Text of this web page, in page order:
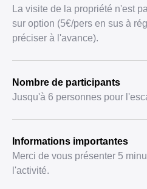
La visite de la propriété n'est
sur option (5€/pers en sus à
préciser à l'avance).
Nombre de participants
Jusqu'à 6 personnes pour
Informations importantes
Merci de vous présenter 5
l'activité.